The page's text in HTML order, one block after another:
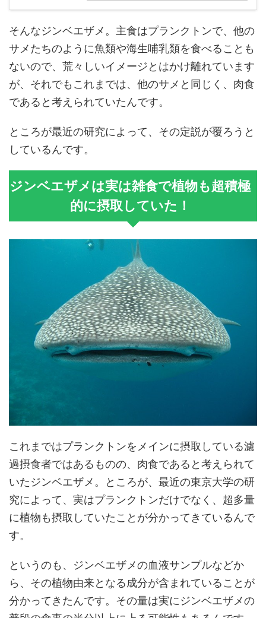
そんなジンベエザメ。主食はプランクトンで、他の
サメたちのように魚類や海生哺乳類を食べることも
ないので、荒々しいイメージとはかけ離れています
が、それでもこれまでは、他のサメと同じく、肉食
であると考えられていたんです。
ところが最近の研究によって、その定説が覆ろうと
しているんです。
ジンベエザメは実は雑食で植物も超積極
的に摂取していた！
これまではプランクトンをメインに摂取している濾
過摂食者ではあるものの、肉食であると考えられて
いたジンベエザメ。ところが、最近の東京大学の研
究によって、実はプランクトンだけでなく、超多量
に植物も摂取していたことが分かってきているんで
す。
というのも、ジンベエザメの血液サンプルなどか
ら、その植物由来となる成分が含まれていることが
分かってきたんです。その量は実にジンベエザメの